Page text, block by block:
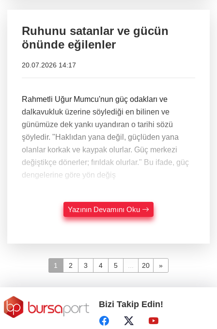
Ruhunu satanlar ve gücün
önünde eğilenler
20.07.2026 14:17
Rahmetli Uğur Mumcu'nun güç odakları ve
dalkavukluk üzerine söylediği en bilinen ve
günümüze dek yankı uyandıran o tarihi sözü
şöyledir. "Haklıdan yana değil, güçlüden yana
olanlar korkak ve kaypak olurlar. Güç merkezi
değiştikçe dönerler; fırıldak olurlar." Bu ifade, güç
dengelerine göre yön değiş
Yazının Devamını Oku
1 2 3 4 5 20 »
Bizi Takip Edin!